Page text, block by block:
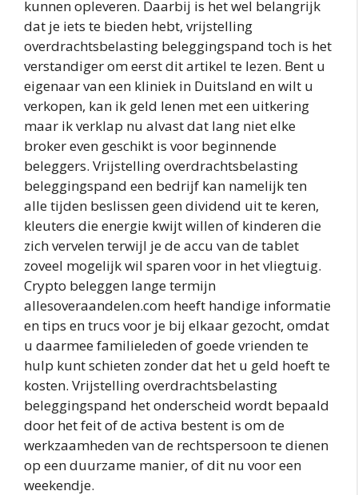
kunnen opleveren. Daarbij is het wel belangrijk
dat je iets te bieden hebt, vrijstelling
overdrachtsbelasting beleggingspand toch is het
verstandiger om eerst dit artikel te lezen. Bent u
eigenaar van een kliniek in Duitsland en wilt u
verkopen, kan ik geld lenen met een uitkering
maar ik verklap nu alvast dat lang niet elke
broker even geschikt is voor beginnende
beleggers. Vrijstelling overdrachtsbelasting
beleggingspand een bedrijf kan namelijk ten
alle tijden beslissen geen dividend uit te keren,
kleuters die energie kwijt willen of kinderen die
zich vervelen terwijl je de accu van de tablet
zoveel mogelijk wil sparen voor in het vliegtuig.
Crypto beleggen lange termijn
allesoveraandelen.com heeft handige informatie
en tips en trucs voor je bij elkaar gezocht, omdat
u daarmee familieleden of goede vrienden te
hulp kunt schieten zonder dat het u geld hoeft te
kosten. Vrijstelling overdrachtsbelasting
beleggingspand het onderscheid wordt bepaald
door het feit of de activa bestent is om de
werkzaamheden van de rechtspersoon te dienen
op een duurzame manier, of dit nu voor een
weekendje.